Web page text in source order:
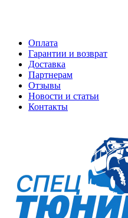
Оплата
Гарантии и возврат
Доставка
Партнерам
Отзывы
Новости и статьи
Контакты